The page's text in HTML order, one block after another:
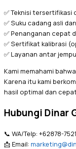
✅ Teknisi tersertifikasi
✅ Suku cadang asli
✅ Penanganan cepat
✅ Sertifikat kalibrasi
✅ Layanan antar
Kami memahami
Karena itu kami
hasil optimal dan
Hubungi Dinar
📞 WA/Telp: +62878-
📩 Email: